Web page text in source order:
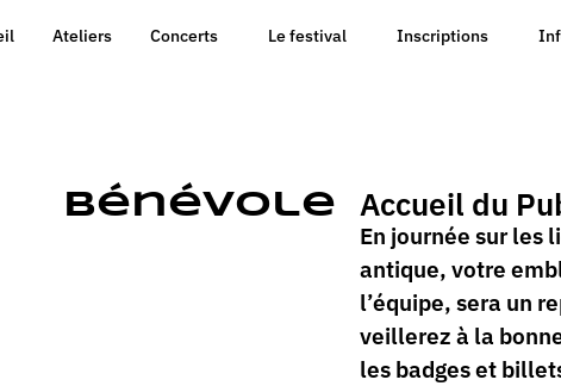
Ateliers Concerts Le festival Inscriptions
Bénévole Accueil du
En journée sur les
antique, votre
l’équipe, sera un
veillerez à la
les badges et